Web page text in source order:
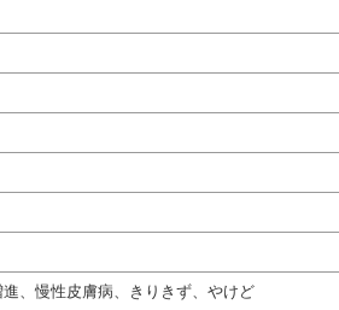
、慢性皮膚病、きりきず、やけど